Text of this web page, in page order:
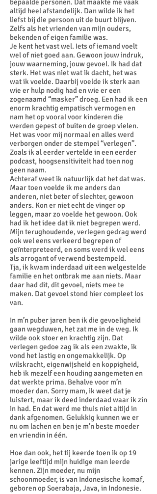
bepaalde personen. Dat maakte me vaak
altijd heel afstandelijk. Dan wilde ik het
liefst bij die persoon uit de buurt blijven.
Zelfs als het vrienden van mijn ouders,
bekenden of eigen familie was.
Je kent het vast wel. Iets of iemand voelt
wel of niet goed aan. Gewoon jouw indruk,
jouw waarneming, jouw gevoel. Ik had dat
sterk. Het was niet wat ik dacht, het was
wat ik voelde. Daarbij voelde ik sterk aan
wie er hulp nodig had en wie er een
zogenaamd “masker” droeg. Een had ik een
enorm krachtig empatisch vermogen en
nam het op vooral voor kinderen die
werden gepest of buiten de groep vielen.
Het was voor mij normaal en alles werd
verborgen onder de stempel “verlegen”.
Zoals ik al eerder vertelde in een eerder
podcast, hoogsensitiviteit had toen nog
geen naam.
Achteraf weet ik natuurlijk dat het dat was.
Maar toen voelde ik me anders dan
anderen, niet beter of slechter, gewoon
anders. Kon er niet echt de vinger op
leggen, maar zo voelde het gewoon. Ook
had ik het idee dat ik niet begrepen werd.
Mijn terughoudende, verlegen gedrag werd
ook wel eens verkeerd begrepen of
geïnterpreteerd, en soms werd ik wel eens
als arrogant of verwend bestempeld.
Tja, ik kwam inderdaad uit een welgestelde
familie en het ontbrak me aan niets. Maar
daar had dit, dit gevoel, niets mee te
maken. Dat gevoel stond hier compleet los
van.
In m’n puber jaren ben ik die gevoeligheid
gaan wegduwen, het zat me in de weg. Ik
wilde ook stoer en krachtig zijn. Dat
verlegen gedoe zag ik als een zwakte, ik
vond het lastig en ongemakkelijk. Op
wilskracht, eigenwijsheid en koppigheid,
heb ik mezelf een houding aangemeten en
dat werkte prima. Behalve voor m’n
moeder dan. Sorry mam, ik weet dat je
luistert, maar ik deed inderdaad waar ik zin
in had. En dat werd me thuis niet altijd in
dank afgenomen. Gelukkig kunnen we er
nu om lachen en ben je m’n beste moeder
en vriendin in één.
Hoe dan ook, het tij keerde toen ik op 19
jarige leeftijd mijn huidige man leerde
kennen. Zijn moeder, nu mijn
schoonmoeder, is van Indonesische komaf,
geboren op Soerabaja, Java, in Indonesie.